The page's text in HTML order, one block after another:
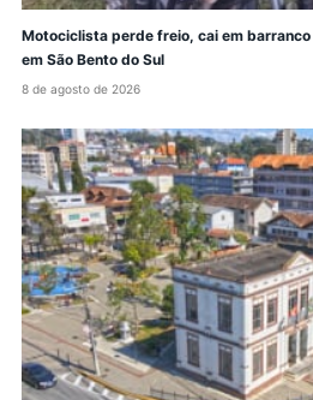
Motociclista perde freio, cai em
em São Bento do Sul
8 de agosto de 2026